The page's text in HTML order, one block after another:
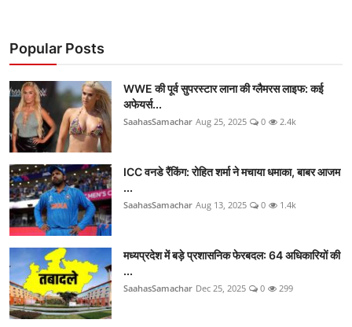
Popular Posts
WWE की पूर्व सुपरस्टार लाना की ग्लैमरस लाइफ: कई
अफेयर्स...
SaahasSamachar Aug 25, 2025 0 2.4k
ICC वनडे रैंकिंग: रोहित शर्मा ने मचाया धमाका, बाबर आजम
...
SaahasSamachar Aug 13, 2025 0 1.4k
मध्यप्रदेश में बड़े प्रशासनिक फेरबदल: 64 अधिकारियों की
...
SaahasSamachar Dec 25, 2025 0 299